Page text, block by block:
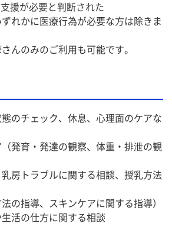
援が必要と判断された
れかに医療行為が必要な方は除きま
んのみのご利用も可能です。
のチェック、休息、心理面のケアな
発育・発達の観察、体重・排泄の観
房トラブルに関する相談、授乳方法
の指導、スキンケアに関する指導）
活の仕方に関する相談